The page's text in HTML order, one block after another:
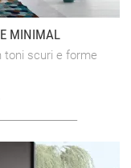
MINIMAL
toni scuri e forme